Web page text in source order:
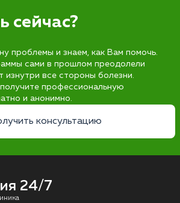
сейчас?
проблемы и знаем, как Вам помочь.
сами в прошлом преодолели
изнутри все стороны болезни.
профессиональную
и анонимно.
консультацию
24/7